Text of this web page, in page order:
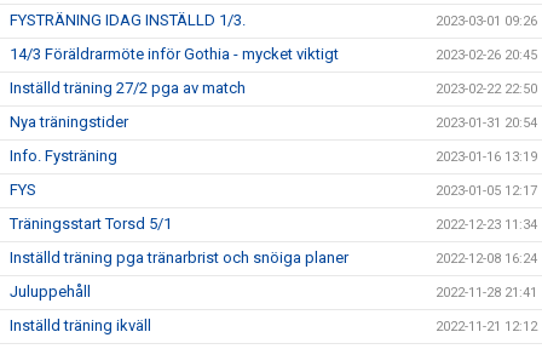
FYSTRÄNING IDAG INSTÄLLD 1/3. 2023-03-01 09:26
14/3 Föräldrarmöte inför Gothia - mycket viktigt 2023-02-26 20:45
Inställd träning 27/2 pga av match 2023-02-22 22:50
Nya träningstider 2023-01-31 20:54
Info. Fysträning 2023-01-16 13:19
FYS 2023-01-05 12:17
Träningsstart Torsd 5/1 2022-12-23 11:34
Inställd träning pga tränarbrist och snöiga planer 2022-12-08 16:24
Juluppehåll 2022-11-28 21:41
Inställd träning ikväll 2022-11-21 12:12